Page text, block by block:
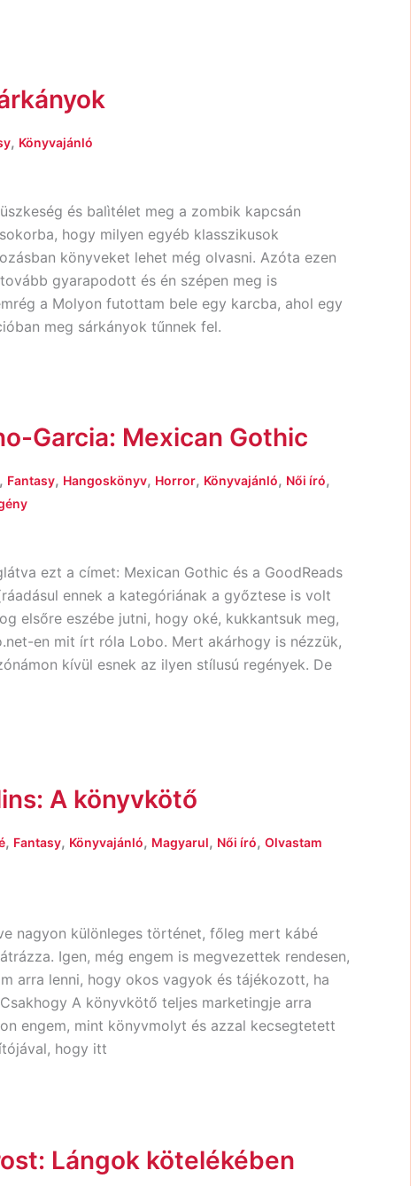
, Könyvajánló
és balìtélet meg a zombik kapcsán
hogy milyen egyéb klasszikusok
könyveket lehet még olvasni. Azóta ezen
gyarapodott és én szépen meg is
a Molyon futottam bele egy karcba, ahol egy
meg sárkányok tűnnek fel.
Garcia: Mexican Gothic
Fantasy, Hangoskönyv, Horror, Könyvajánló, Női író,
ezt a címet: Mexican Gothic és a GoodReads
ennek a kategóriának a győztese is volt
elsőre eszébe jutni, hogy oké, kukkantsuk meg,
en mit írt róla Lobo. Mert akárhogy is nézzük,
kívül esnek az ilyen stílusú regények. De
A könyvkötő
, Fantasy, Könyvajánló, Magyarul, Női író, Olvastam
nagyon különleges történet, főleg mert kábé
Igen, még engem is megvezettek rendesen,
arra lenni, hogy okos vagyok és tájékozott, ha
A könyvkötő teljes marketingje arra
engem, mint könyvmolyt és azzal kecsegtetett
hogy itt
Lángok kötelékében